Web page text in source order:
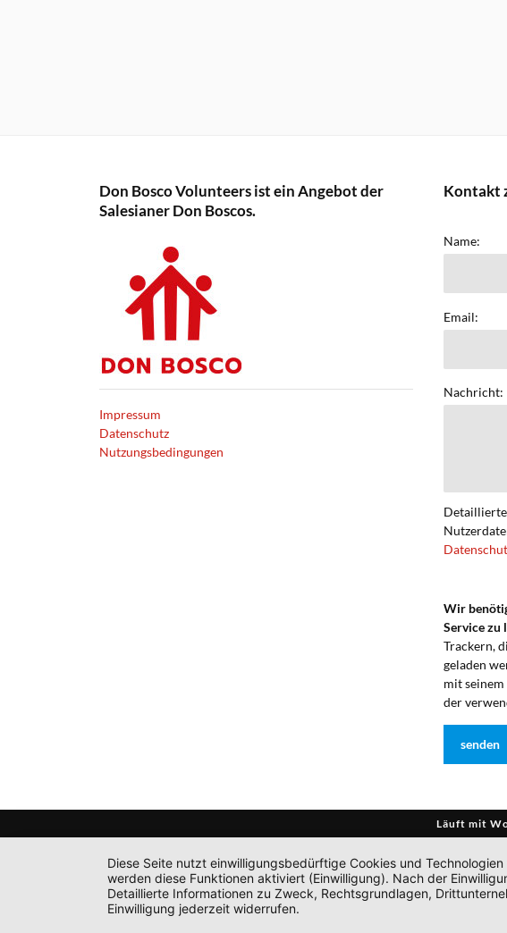
Don Bosco Volunteers ist ein Angebot der
Salesianer Don Boscos.
Impressum
Datenschutz
Nutzungsbedingungen
Kontakt
Name:
Email:
Nachricht:
Wir
Service zu
Trackern,
geladen
mit
der
Läuft mit
Diese Seite nutzt einwilligungsbedürftige Cookies und
werden diese Funktionen aktiviert (Einwilligung). Nach der
Detaillierte Informationen zu Zweck, Rechtsgrundlagen,
Einwilligung jederzeit widerrufen.